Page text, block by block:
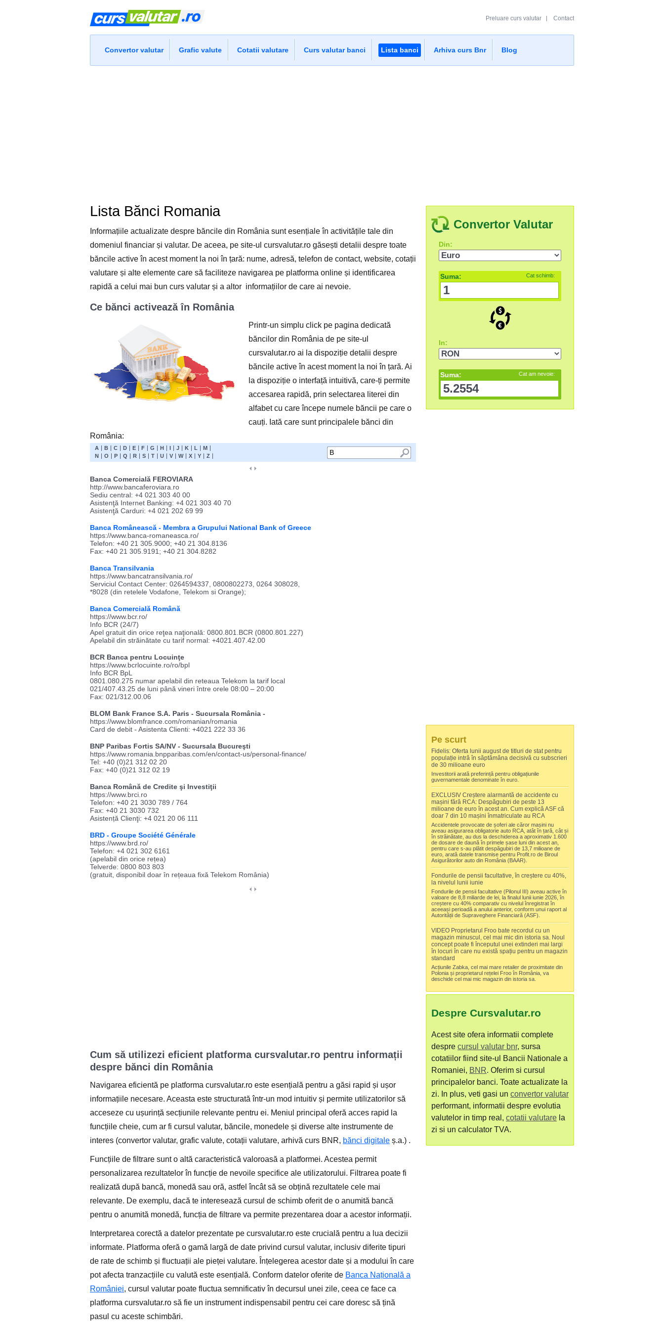
Preluare curs valutar Contact
Convertor valutar Grafic valute Cotatii valutare Curs valutar banci Lista banci Arhiva curs Bnr Blog
Lista Bănci Romania
Informațiile actualizate despre băncile din România sunt esențiale în activitățile tale din
domeniul financiar și valutar. De aceea, pe site-ul cursvalutar.ro găsești detalii despre toate
băncile active în acest moment la noi în țară: nume, adresă, telefon de contact, website, cotații
valutare și alte elemente care să faciliteze navigarea pe platforma online și identificarea
rapidă a celui mai bun curs valutar și a altor informațiilor de care ai nevoie.
Ce bănci activează în România
Printr-un simplu click pe pagina dedicată
băncilor din România de pe site-ul
cursvalutar.ro ai la dispoziție detalii despre
băncile active în acest moment la noi în țară. Ai
la dispoziție o interfață intuitivă, care-ți permite
accesarea rapidă, prin selectarea literei din
alfabet cu care începe numele băncii pe care o
cauți. Iată care sunt principalele bănci din
România:
A B C D E F G H I J K L
M
N
O P Q R S T U V W X Y Z
Banca Comercială FEROVIARA
http://www.bancaferoviara.ro
Sediu central: +4 021 303 40 00
Asistenţă Internet Banking: +4 021 303 40 70
Asistenţă Carduri: +4 021 202 69 99
Banca Românească - Membra a Grupului National Bank of Greece
https://www.banca-romaneasca.ro/
Telefon: +40 21 305.9000; +40 21 304.8136
Fax: +40 21 305.9191; +40 21 304.8282
Banca Transilvania
https://www.bancatransilvania.ro/
Serviciul Contact Center: 0264594337, 0800802273, 0264 308028,
*8028 (din retelele Vodafone, Telekom si Orange);
Banca Comercială Română
https://www.bcr.ro/
Info BCR (24/7)
Apel gratuit din orice reţea naţională: 0800.801.BCR (0800.801.227)
Apelabil din străinătate cu tarif normal: +4021.407.42.00
BCR Banca pentru Locuinţe
https://www.bcrlocuinte.ro/ro/bpl
Info BCR BpL
0801.080.275 numar apelabil din reteaua Telekom la tarif local
021/407.43.25 de luni până vineri între orele 08:00 – 20:00
Fax: 021/312.00.06
BLOM Bank France S.A. Paris - Sucursala România -
https://www.blomfrance.com/romanian/romania
Card de debit - Asistenta Clienti: +4021 222 33 36
BNP Paribas Fortis SA/NV - Sucursala Bucureşti
https://www.romania.bnpparibas.com/en/contact-us/personal-finance/
Tel: +40 (0)21 312 02 20
Fax: +40 (0)21 312 02 19
Banca Română de Credite şi Investiţii
https://www.brci.ro
Telefon: +40 21 3030 789 / 764
Fax: +40 21 3030 732
Asistență Clienţi: +4 021 20 06 111
BRD - Groupe Société Générale
https://www.brd.ro/
Telefon: +4 021 302 6161
(apelabil din orice rețea)
Telverde: 0800 803 803
(gratuit, disponibil doar în rețeaua fixă Telekom România)
Cum să utilizezi eficient platforma cursvalutar.ro pentru informații
despre bănci din România
Navigarea eficientă pe platforma cursvalutar.ro este esențială pentru a găsi rapid și ușor
informațiile necesare. Aceasta este structurată într-un mod intuitiv și permite utilizatorilor să
acceseze cu ușurință secțiunile relevante pentru ei. Meniul principal oferă acces rapid la
funcțiile cheie, cum ar fi cursul valutar, băncile, monedele și diverse alte instrumente de
interes (convertor valutar, grafic valute, cotații valutare, arhivă curs BNR, bănci digitale ș.a.) .
Funcțiile de filtrare sunt o altă caracteristică valoroasă a platformei. Acestea permit
personalizarea rezultatelor în funcție de nevoile specifice ale utilizatorului. Filtrarea poate fi
realizată după bancă, monedă sau oră, astfel încât să se obțină rezultatele cele mai
relevante. De exemplu, dacă te interesează cursul de schimb oferit de o anumită bancă
pentru o anumită monedă, funcția de filtrare va permite prezentarea doar a acestor informații.
Interpretarea corectă a datelor prezentate pe cursvalutar.ro este crucială pentru a lua decizii
informate. Platforma oferă o gamă largă de date privind cursul valutar, inclusiv diferite tipuri
de rate de schimb și fluctuații ale pieței valutare. Înțelegerea acestor date și a modului în care
pot afecta tranzacțiile cu valută este esențială. Conform datelor oferite de Banca Națională a
României, cursul valutar poate fluctua semnificativ în decursul unei zile, ceea ce face ca
platforma cursvalutar.ro să fie un instrument indispensabil pentru cei care doresc să țină
pasul cu aceste schimbări.
Convertor Valutar
Din:
Suma: Cat schimb:
In:
Suma: Cat am nevoie:
Pe scurt
Fidelis: Oferta lunii august de titluri de stat pentru
populație intră în săptămâna decisivă cu subscrieri
de 30 milioane euro
Investitorii arată preferință pentru obligațiunile
guvernamentale denominate în euro.
EXCLUSIV Creștere alarmantă de accidente cu
mașini fără RCA: Despăgubiri de peste 13
milioane de euro în acest an. Cum explică ASF că
doar 7 din 10 mașini înmatriculate au RCA
Accidentele provocate de șoferi ale căror mașini nu
aveau asigurarea obligatorie auto RCA, atât în țară, cât și
în străinătate, au dus la deschiderea a aproximativ 1.600
de dosare de daună în primele șase luni din acest an,
pentru care s-au plătit despăgubiri de 13,7 milioane de
euro, arată datele transmise pentru Profit.ro de Biroul
Asigurătorilor auto din România (BAAR).
Fondurile de pensii facultative, în creștere cu 40%,
la nivelul lunii iunie
Fondurile de pensii facultative (Pilonul III) aveau active în
valoare de 8,8 miliarde de lei, la finalul lunii iunie 2026, în
creștere cu 40% comparativ cu nivelul înregistrat în
aceeași perioadă a anului anterior, conform unui raport al
Autorității de Supraveghere Financiară (ASF).
VIDEO Proprietarul Froo bate recordul cu un
magazin minuscul, cel mai mic din istoria sa. Noul
concept poate fi începutul unei extinderi mai largi
în locuri în care nu există spațiu pentru un magazin
standard
Acțiunile Zabka, cel mai mare retailer de proximitate din
Polonia și proprietarul rețelei Froo în România, va
deschide cel mai mic magazin din istoria sa.
Despre Cursvalutar.ro
Acest site ofera informatii complete
despre cursul valutar bnr, sursa
cotatiilor fiind site-ul Bancii Nationale a
Romaniei, BNR. Oferim si cursul
principalelor banci. Toate actualizate la
zi. In plus, veti gasi un convertor valutar
performant, informatii despre evolutia
valutelor in timp real, cotatii valutare la
zi si un calculator TVA.